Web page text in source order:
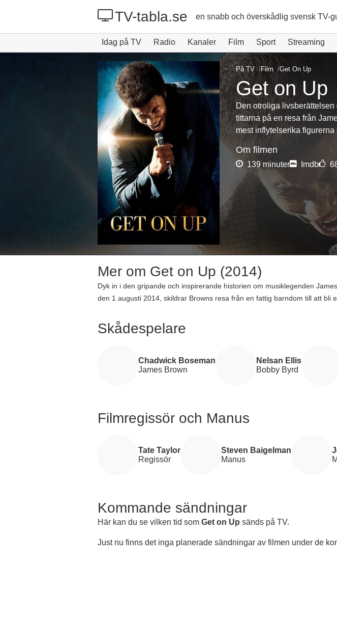
TV-tabla.se en snabb och överskådlig svensk TV-
Idag på TV Radio Kanaler Film Sport Streaming
På TV Film Get On Up
Get on Up
Den otroliga livsberättelsen
tittarna på en resa från
mest inflytelserika
Om filmen
139 minuter Imdb
Mer om Get on Up (2014)
Dyk in i den gripande och inspirerande historien om musiklegenden
den 1 augusti 2014, skildrar Browns resa från en fattig barndom till att bli
Ellis i rollen som Bobby Byrd och Dan Aykroyd som Ben Bart.
Browns liv utan också hyllar hans musikaliska geni och outtröttliga anda.
Skådespelare
Chadwick Boseman
James Brown
Nelsan Ellis
Bobby Byrd
Filmregissör och Manus
Tate Taylor
Regissör
Steven Baigelman
Manus
Kommande sändningar
Här kan du se vilken tid som Get on Up sänds på TV.
Just nu finns det inga planerade sändningar av filmen under de